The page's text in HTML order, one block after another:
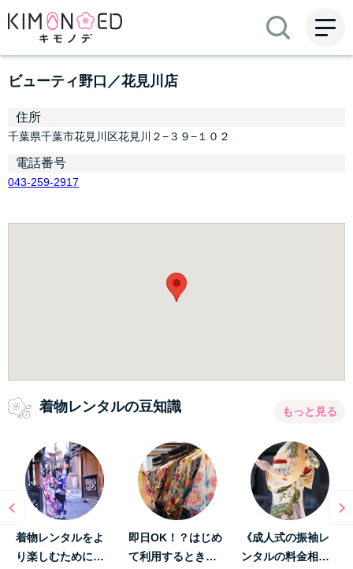
ME
NU
ビューティ野口／花見川店
住所
千葉県千葉市花見川区花見川２−３９−１０２
電話番号
043-259-2917
着物レンタルの豆知識 もっと見る
着物レンタルをよ
り楽しむために…
即日OK！？はじめ
て利用するとき…
《成人式の振袖レ
ンタルの料金相…